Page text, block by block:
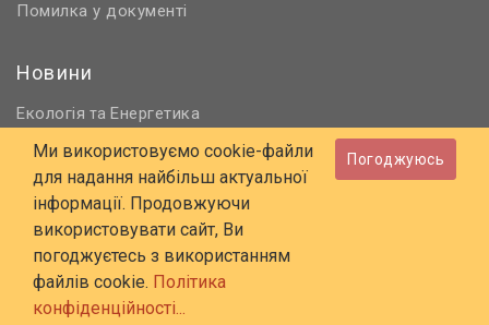
Помилка у документі
Новини
Екологія та Енергетика
Нормативне регулювання
Будівництво та проєктування
Охорона праці та ПБ
© 2006 - 2026 Всі права захищені
E-mail: online@budstandart.com
Ми використовуємо cookie-файли
для надання найбільш актуальної
інформації. Продовжуючи
використовувати сайт, Ви
погоджуєтесь з використанням
файлів cookie. Політика
конфіденційності...
Погоджуюсь